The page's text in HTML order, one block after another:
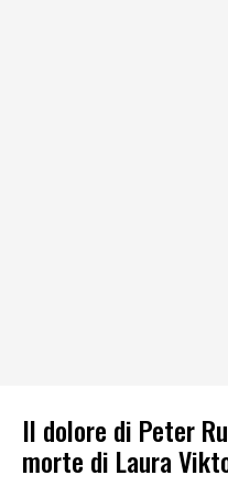
Il dolore di Peter
morte di Laura